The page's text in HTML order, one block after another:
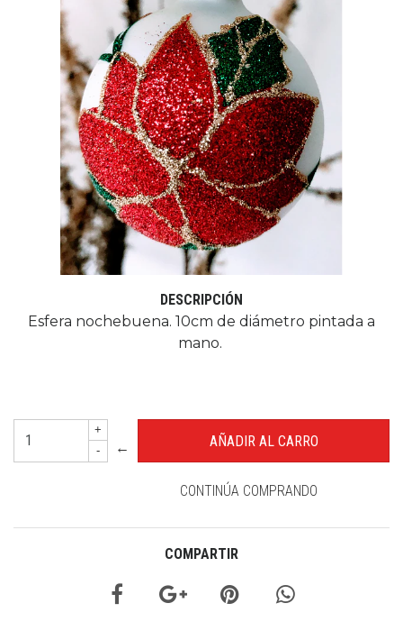
DESCRIPCIÓN
Esfera nochebuena. 10cm de diámetro pintada a
mano.
+
-
←
CONTINÚA COMPRANDO
COMPARTIR